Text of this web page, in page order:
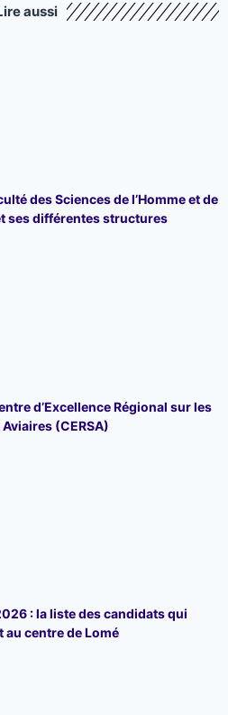
aussi
des Sciences de l’Homme et de
ses différentes structures
d’Excellence Régional sur les
(CERSA)
: la liste des candidats qui
au centre de Lomé